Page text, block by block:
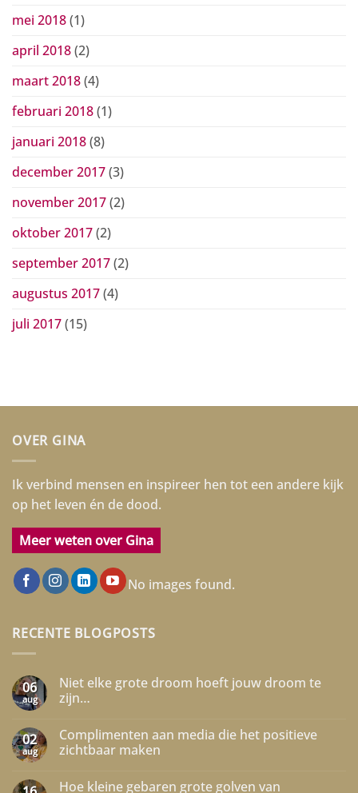
mei 2018(1)
april 2018(2)
maart 2018(4)
februari 2018(1)
januari 2018(8)
december 2017(3)
november 2017(2)
oktober 2017(2)
september 2017(2)
augustus 2017(4)
juli 2017(15)
OVER GINA
Ik verbind mensen en inspireer hen tot een andere kijk
op het leven én de dood.
Meer weten over Gina
No images found.
RECENTE BLOGPOSTS
06
aug
Niet elke grote droom hoeft jouw droom te
zijn…
op
Niet
elke
hoeft
02
aug
Complimenten aan media die het positieve
zichtbaar maken
op
Hoe kleine gebaren grote golven van